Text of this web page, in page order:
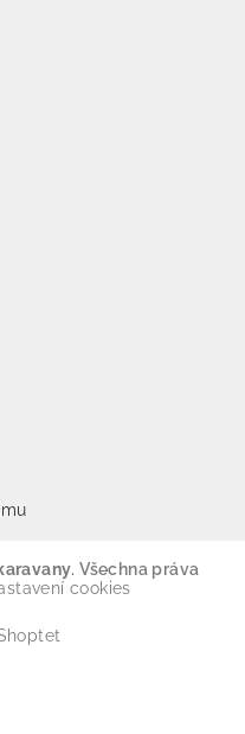
. Všechna práva
cookies